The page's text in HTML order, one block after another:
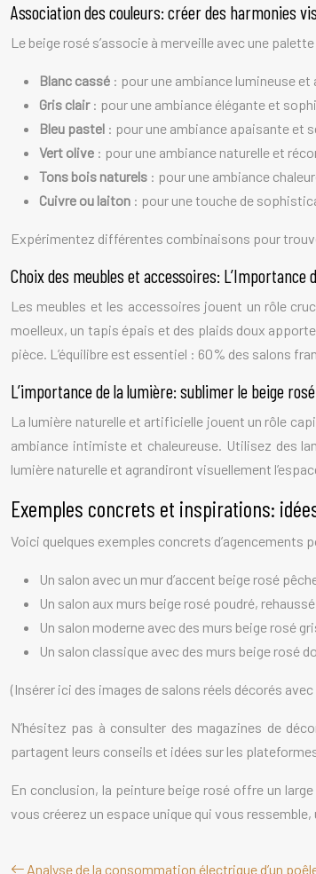
Association des couleurs: créer des harmonies
Le beige rosé s’associe à merveille avec une
Blanc cassé : pour une ambiance lumineuse et
Gris clair : pour une ambiance élégante et
Bleu pastel : pour une ambiance apaisante et
Vert olive : pour une ambiance naturelle et
Tons bois naturels : pour une ambiance
Cuivre ou laiton : pour une touche de
Expérimentez différentes combinaisons pour
Choix des meubles et accessoires:
Les meubles et les accessoires jouent un rôle
moelleux, un tapis épais et des plaids doux
pièce. L’équilibre est essentiel : 60% des salons
L’importance de la lumière: sublimer le beige rosé
La lumière naturelle et artificielle jouent un rôle
ambiance intimiste et chaleureuse. Utilisez des
lumière naturelle et agrandiront visuellement
Exemples concrets et inspirations:
Voici quelques exemples concrets d’agencements
Un salon avec un mur d’accent beige rosé
Un salon aux murs beige rosé poudré,
Un salon moderne avec des murs beige rosé
Un salon classique avec des murs beige rosé
(Insérer ici des images de salons réels décorés
N’hésitez pas à consulter des magazines de
partagent leurs conseils et idées sur les
En conclusion, la peinture beige rosé offre un
vous créerez un espace unique qui vous
Analyse de la consommation électrique d’un